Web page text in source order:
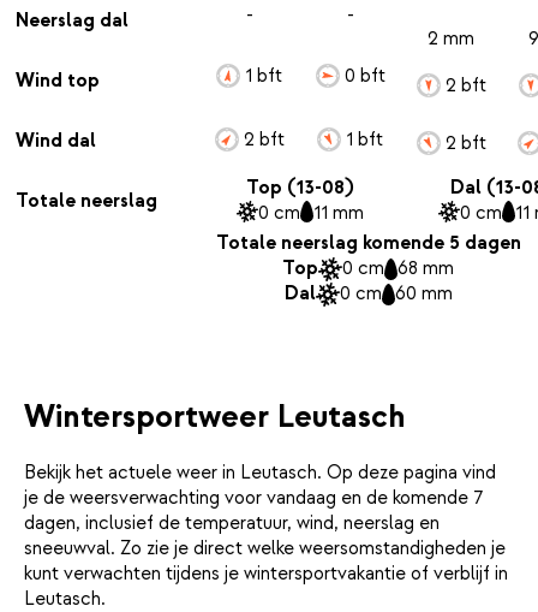
Neerslag dal
Wind top
Wind dal
Totale neerslag
-
1 bft
2 bft
-
0 bft
1 bft
2 mm
2 bft
2 bft
Top (13-08)
0 cm 11 mm
Dal (13-
0 cm 11
Totale neerslag komende 5 dagen
Top
0 cm 68 mm
Dal
0 cm 60 mm
Wintersportweer Leutasch
Bekijk het actuele weer in Leutasch. Op deze pagina vind
je de weersverwachting voor vandaag en de komende 7
dagen, inclusief de temperatuur, wind, neerslag en
sneeuwval. Zo zie je direct welke weersomstandigheden je
kunt verwachten tijdens je wintersportvakantie of verblijf in
Leutasch.